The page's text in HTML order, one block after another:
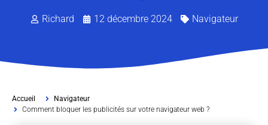
Richard 12 décembre 2024 Navigateur
Accueil
Navigateur
Comment bloquer les publicités sur votre navigateur web ?